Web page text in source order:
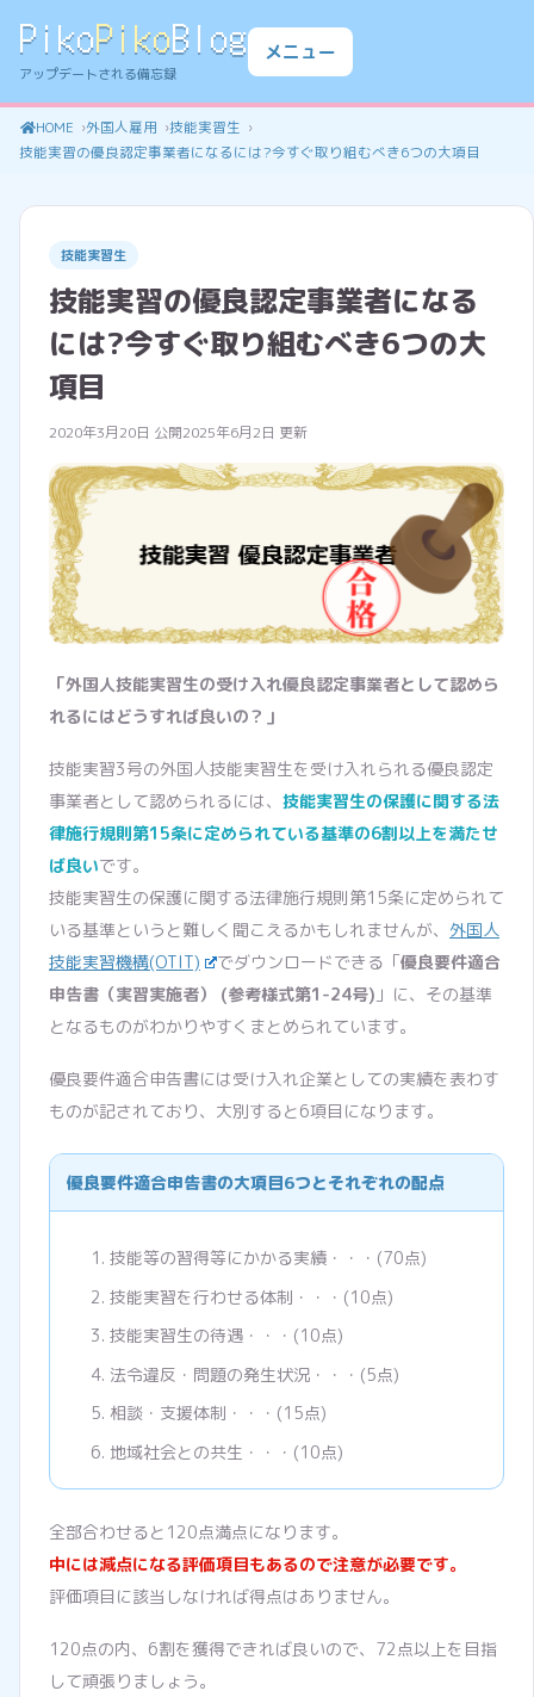
PikoPikoBlog
アップデートされる備忘録
メニュー
HOME 外国人雇用
技能実習生
技能実習の優良認定事業者になるには?今すぐ取り組むべき6つの大項目
技能実習生
技能実習の優良認定事業者になる
には?今すぐ取り組むべき6つの大
項目
2020年3月20日 公開2025年6月2日 更新
「外国人技能実習生の受け入れ優良認定事業者として認めら
れるにはどうすれば良いの？」
技能実習3号の外国人技能実習生を受け入れられる優良認定
事業者として認められるには、 技能実習生の保護に関する法
律施行規則第15条に定められている基準の6割以上を満たせ
ば良いです。
技能実習生の保護に関する法律施行規則第15条に定められて
いる基準というと難しく聞こえるかもしれませんが、 外国人
技能実習機構(OTIT)
でダウンロードできる「優良要件適合
申告書（実習実施者） (参考様式第1-24号) 」に、その基準
となるものがわかりやすくまとめられています。
優良要件適合申告書には受け入れ企業としての実績を表わす
ものが記されており、大別すると6項目になります。
優良要件適合申告書の大項目6つとそれぞれの配点
技能等の習得等にかかる実績・・・(70点)
技能実習を行わせる体制・・・(10点)
技能実習生の待遇・・・(10点)
法令違反・問題の発生状況・・・(5点)
相談・支援体制・・・(15点)
地域社会との共生・・・(10点)
全部合わせると120点満点になります。
中には減点になる評価項目もあるので注意が必要です。
評価項目に該当しなければ得点はありません。
120点の内、6割を獲得できれば良いので、72点以上を目指
して頑張りましょう。